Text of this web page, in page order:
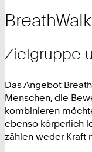
Zielgruppe
Das Angebot
Menschen, die
kombinieren
ebenso körperlich
zählen weder Kraft